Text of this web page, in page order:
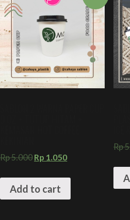
Rp5.000Rp 1.050
Add to cart
Rp